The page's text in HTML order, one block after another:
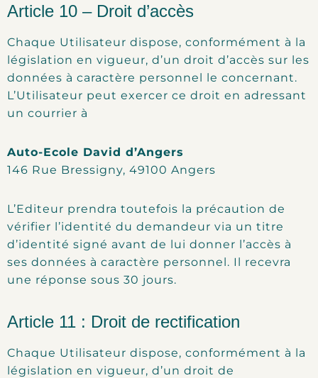
Article 10 – Droit d’accès
Chaque Utilisateur dispose, conformément à la
législation en vigueur, d’un droit d’accès sur les
données à caractère personnel le concernant.
L’Utilisateur peut exercer ce droit en adressant
un courrier à
Auto-Ecole David d’Angers
146 Rue Bressigny, 49100 Angers
L’Editeur prendra toutefois la précaution de
vérifier l’identité du demandeur via un titre
d’identité signé avant de lui donner l’accès à
ses données à caractère personnel. Il recevra
une réponse sous 30 jours.
Article 11 : Droit de rectification
Chaque Utilisateur dispose, conformément à la
législation en vigueur, d’un droit de